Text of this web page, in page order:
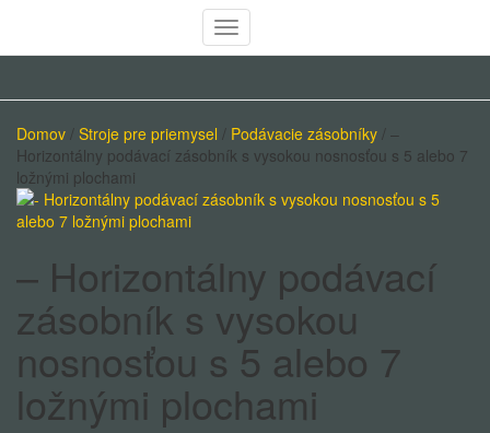
Toggle
Domov Stroje pre priemysel Podávacie zásobníky / –
Horizontálny podávací zásobník s vysokou nosnosťou s 5 alebo 7
ložnými plochami
– Horizontálny podávací
zásobník s vysokou
nosnosťou s 5 alebo 7
ložnými plochami